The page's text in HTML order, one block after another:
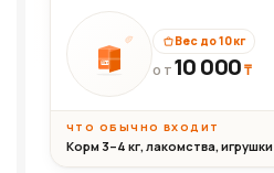
10кг
Вес до 10 кг
ОТ 10 000₸
ЧТО ОБЫЧНО ВХОДИТ
Корм 3–4 кг, лакомства, игрушки